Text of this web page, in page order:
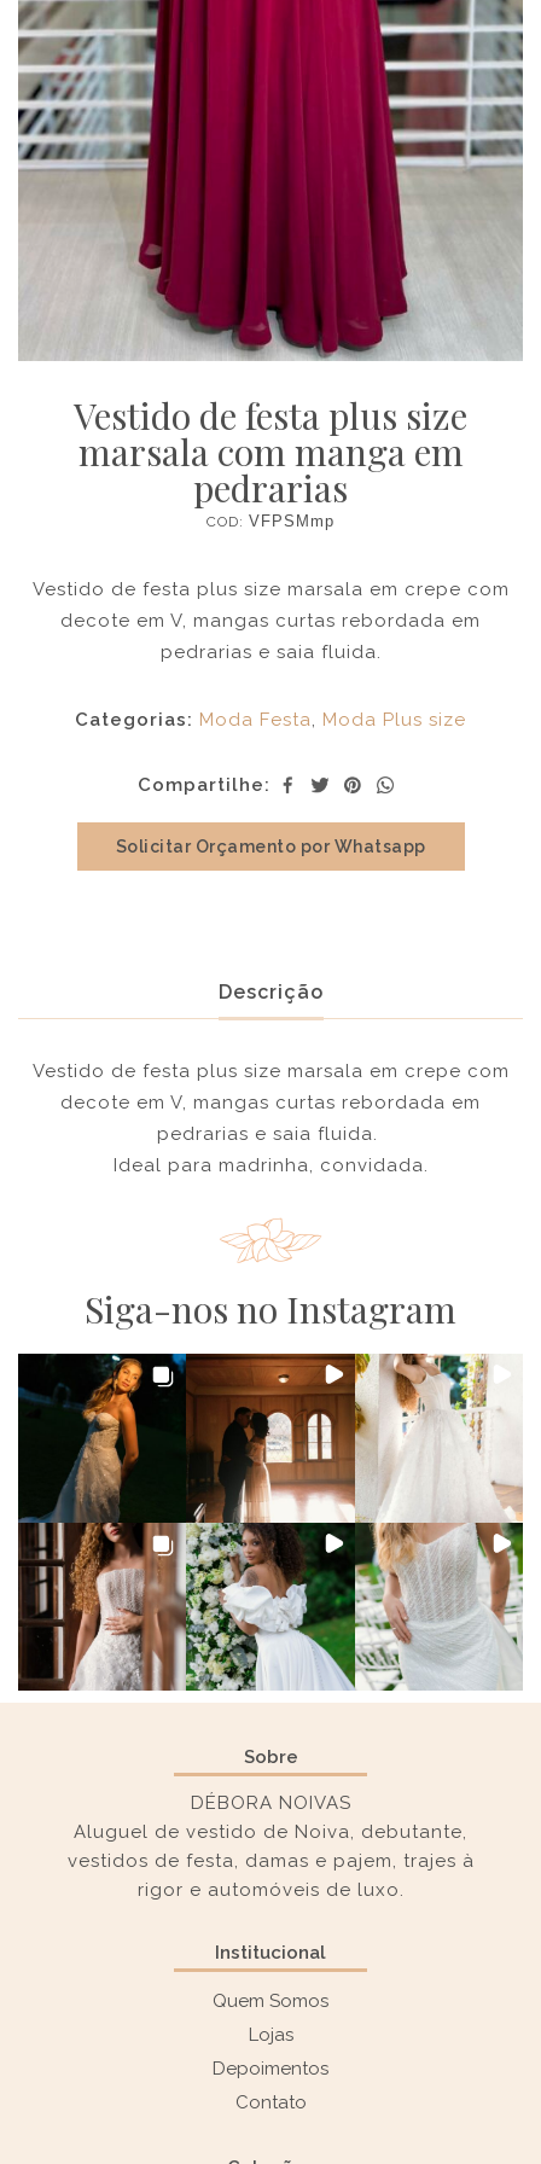
Vestido de festa plus size
marsala com manga em
pedrarias
COD: VFPSMmp
Vestido de festa plus size marsala em crepe com
decote em V, mangas curtas rebordada em
pedrarias e saia fluida.
Categorias: Moda Festa, Moda Plus size
Compartilhe:
Solicitar Orçamento por Whatsapp
Descrição
Vestido de festa plus size marsala em crepe com
decote em V, mangas curtas rebordada em
pedrarias e saia fluida.
Ideal para madrinha, convidada.
Siga-nos no Instagram
Sobre
DÉBORA NOIVAS
Aluguel de vestido de Noiva, debutante,
vestidos de festa, damas e pajem, trajes à
rigor e automóveis de luxo.
Institucional
Quem Somos
Lojas
Depoimentos
Contato